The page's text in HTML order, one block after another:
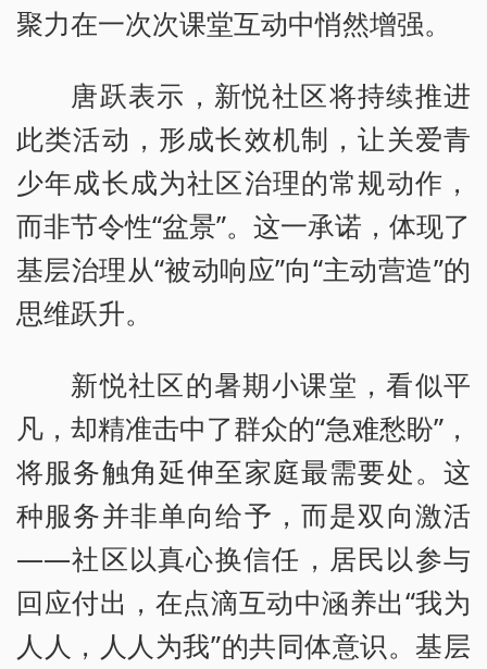
聚力在一次次课堂互动中悄然增强。
唐跃表示，新悦社区将持续推进
此类活动，形成长效机制，让关爱青
少年成长成为社区治理的常规动作，
而非节令性“盆景”。这一承诺，体现了
基层治理从“被动响应”向“主动营造”的
思维跃升。
新悦社区的暑期小课堂，看似平
凡，却精准击中了群众的“急难愁盼”，
将服务触角延伸至家庭最需要处。这
种服务并非单向给予，而是双向激活
——社区以真心换信任，居民以参与
回应付出，在点滴互动中涵养出“我为
人人，人人为我”的共同体意识。基层